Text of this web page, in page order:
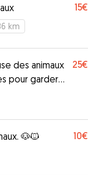
15€
km
pour garder
25€
🐶🐱 10€